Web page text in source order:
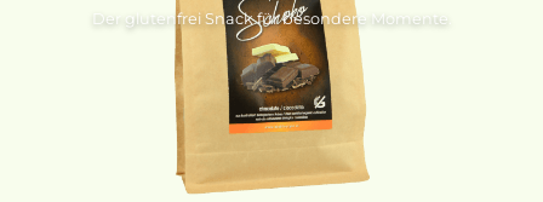
Der glutenfrei Snack für besondere Momente.